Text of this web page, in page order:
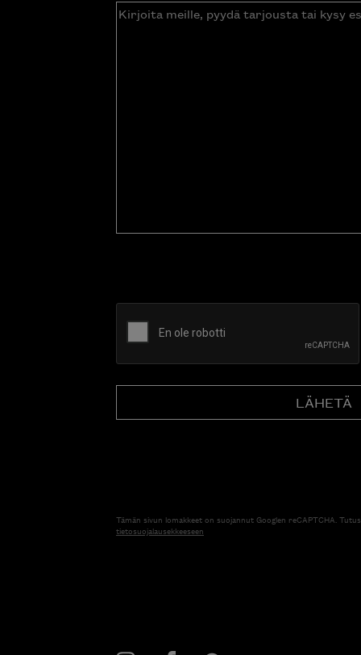
Kirjoita
Tämän sivun lomakkeet on suojannut Googlen reCAPTCHA.
tietosuojalausekkeeseen